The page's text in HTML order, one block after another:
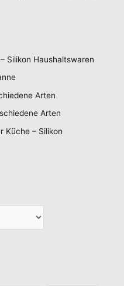
Silikon Haushaltswaren
Arten
Arten
Küche – Silikon